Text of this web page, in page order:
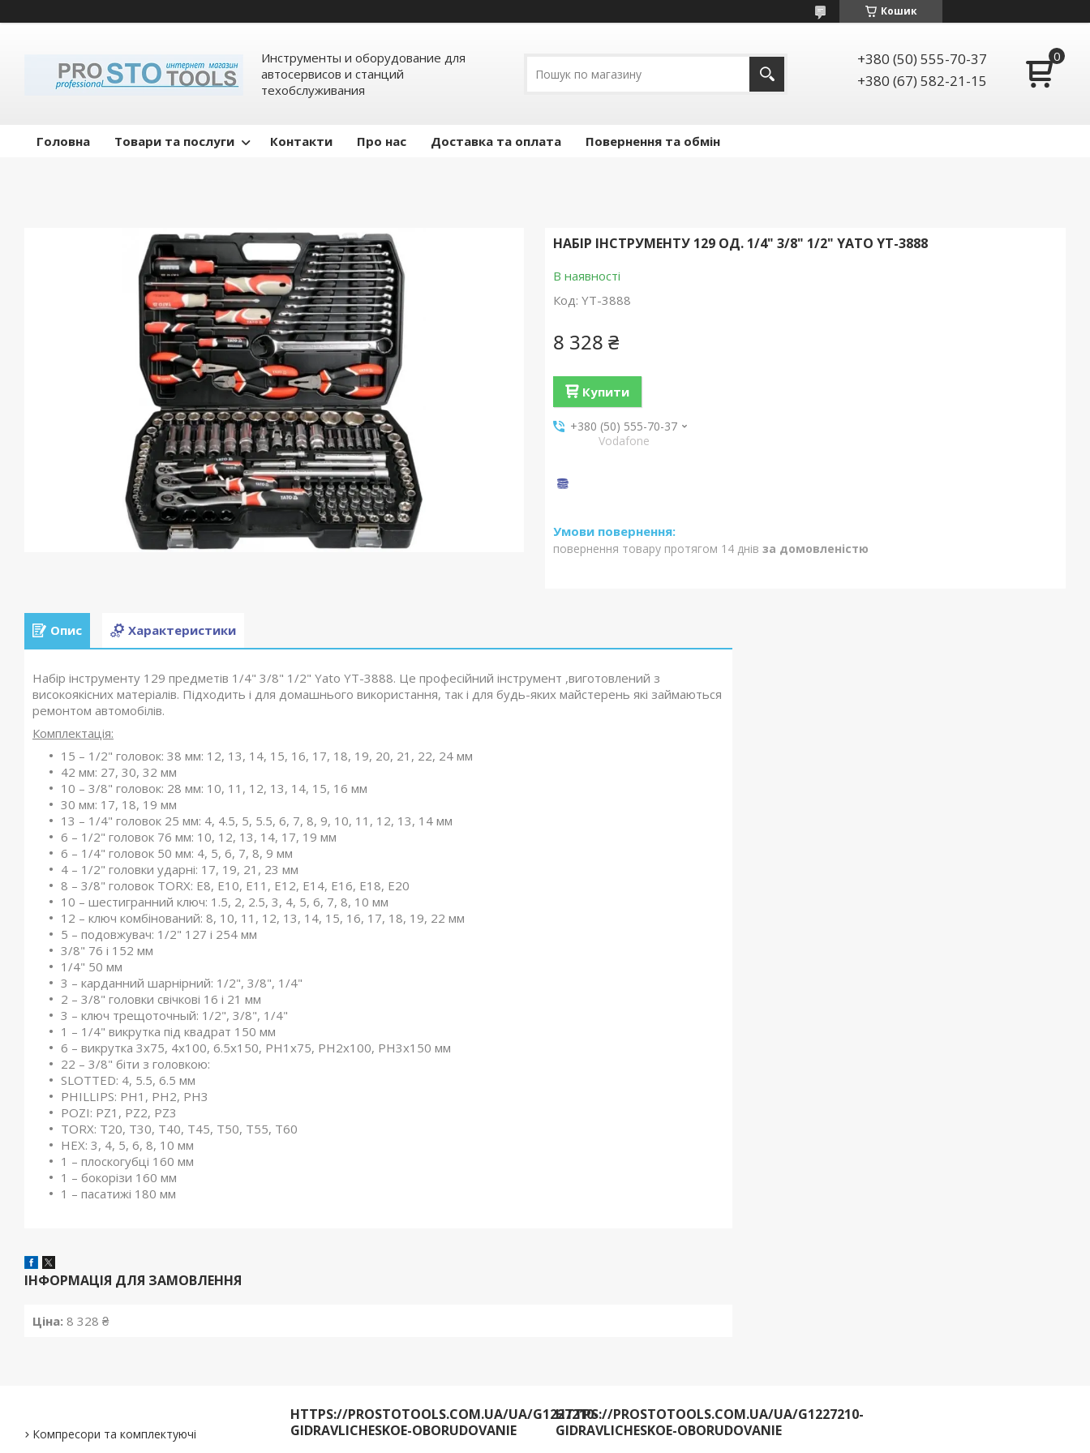
Кошик
Инструменты и оборудование для
автосервисов и станций
техобслуживания
+380 (50) 555-70-37
+380 (67) 582-21-15
Головна Товари та послуги Контакти Про нас Доставка та оплата Повернення та обмін
НАБІР ІНСТРУМЕНТУ 129 ОД. 1/4" 3/8" 1/2" YATO YT-3888
В наявності
Код: YT-3888
8 328 ₴
Купити
+380 (50) 555-70-37
Vodafone
повернення товару протягом 14 днів за домовленістю
Опис Характеристики
Набір інструменту 129 предметів 1/4" 3/8" 1/2" Yato YT-3888. Це професійний інструмент ,виготовлений з
високоякісних матеріалів. Підходить і для домашнього використання, так і для будь-яких майстерень які займаються
ремонтом автомобілів.
Комплектація:
15 – 1/2" головок: 38 мм: 12, 13, 14, 15, 16, 17, 18, 19, 20, 21, 22, 24 мм
42 мм: 27, 30, 32 мм
10 – 3/8" головок: 28 мм: 10, 11, 12, 13, 14, 15, 16 мм
30 мм: 17, 18, 19 мм
13 – 1/4" головок 25 мм: 4, 4.5, 5, 5.5, 6, 7, 8, 9, 10, 11, 12, 13, 14 мм
6 – 1/2" головок 76 мм: 10, 12, 13, 14, 17, 19 мм
6 – 1/4" головок 50 мм: 4, 5, 6, 7, 8, 9 мм
4 – 1/2" головки ударні: 17, 19, 21, 23 мм
8 – 3/8" головок TORX: E8, E10, E11, E12, E14, E16, E18, E20
10 – шестигранний ключ: 1.5, 2, 2.5, 3, 4, 5, 6, 7, 8, 10 мм
12 – ключ комбінований: 8, 10, 11, 12, 13, 14, 15, 16, 17, 18, 19, 22 мм
5 – подовжувач: 1/2" 127 і 254 мм
3/8" 76 і 152 мм
1/4" 50 мм
3 – карданний шарнірний: 1/2", 3/8", 1/4"
2 – 3/8" головки свічкові 16 і 21 мм
3 – ключ трещоточный: 1/2", 3/8", 1/4"
1 – 1/4" викрутка під квадрат 150 мм
6 – викрутка 3х75, 4x100, 6.5x150, PH1x75, PH2x100, PH3x150 мм
22 – 3/8" біти з головкою:
SLOTTED: 4, 5.5, 6.5 мм
PHILLIPS: PH1, PH2, PH3
POZI: PZ1, PZ2, PZ3
TORX: T20, T30, T40, T45, T50, T55, T60
HEX: 3, 4, 5, 6, 8, 10 мм
1 – плоскогубці 160 мм
1 – бокорізи 160 мм
1 – пасатижі 180 мм
ІНФОРМАЦІЯ ДЛЯ ЗАМОВЛЕННЯ
Ціна: 8 328 ₴
Компресори та комплектуючі
HTTPS://PROSTOTOOLS.COM.UA/UA/G1227210-
GIDRAVLICHESKOE-OBORUDOVANIE
HTTPS://PROSTOTOOLS.COM.UA/UA/G1227210-
GIDRAVLICHESKOE-OBORUDOVANIE